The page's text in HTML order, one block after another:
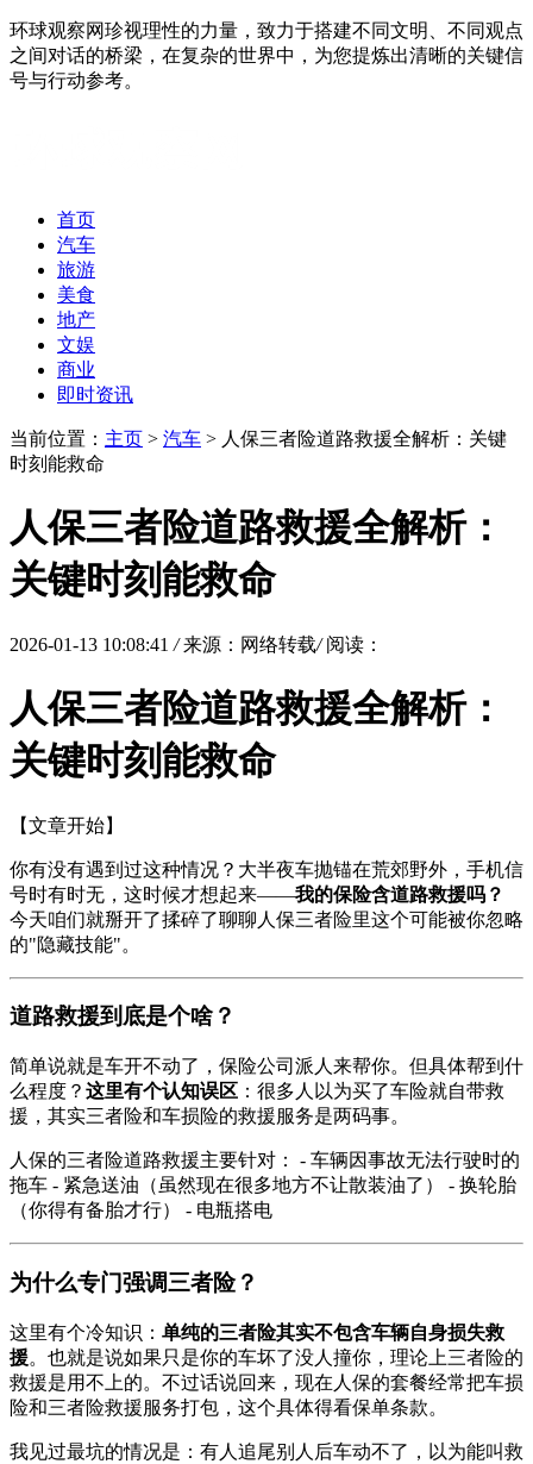
环球观察网珍视理性的力量，致力于搭建不同文明、不同观点
之间对话的桥梁，在复杂的世界中，为您提炼出清晰的关键信
号与行动参考。
首页
汽车
旅游
美食
地产
文娱
商业
即时资讯
当前位置： 主页 > 汽车 > 人保三者险道路救援全解析：关键
时刻能救命
人保三者险道路救援全解析：
关键时刻能救命
2026-01-13 10:08:41 / 来源：网络转载/ 阅读：
人保三者险道路救援全解析：
关键时刻能救命
【文章开始】
你有没有遇到过这种情况？大半夜车抛锚在荒郊野外，手机信
号时有时无，这时候才想起来——我的保险含道路救援吗？
今天咱们就掰开了揉碎了聊聊人保三者险里这个可能被你忽略
的"隐藏技能"。
道路救援到底是个啥？
简单说就是车开不动了，保险公司派人来帮你。但具体帮到什
么程度？ 这里有个认知误区 ：很多人以为买了车险就自带救
援，其实三者险和车损险的救援服务是两码事。
人保的三者险道路救援主要针对： - 车辆因事故无法行驶时的
拖车 - 紧急送油（虽然现在很多地方不让散装油了） - 换轮胎
（你得有备胎才行） - 电瓶搭电
为什么专门强调三者险？
这里有个冷知识： 单纯的三者险其实不包含车辆自身损失救
援。也就是说如果只是你的车坏了没人撞你，理论上三者险的
救援是用不上的。不过话说回来，现在人保的套餐经常把车损
险和三者险救援服务打包，这个具体得看保单条款。
我见过最坑的情况是：有人追尾别人后车动不了，以为能叫救